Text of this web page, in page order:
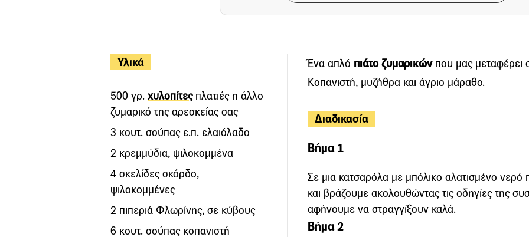
Υλικά
500 γρ. χυλοπίτεςπλατιές η άλλο
ζυμαρικό της αρεσκείας σας
3 κoυτ. σούπας ε.π. ελαιόλαδο
2 κρεμμύδια, ψιλοκομμένα
4 σκελίδες σκόρδο,
ψιλοκομμένες
2 πιπεριά Φλωρίνης, σε κύβους
6 κουτ. σούπας κοπανιστή
Ένα απλό πιάτο ζυμαρικώνπου μας μεταφέρει
Κοπανιστή, μυζήθρα και άγριο μάραθο.
Διαδικασία
Βήμα 1
Σε μια κατσαρόλα με μπόλικο αλατισμένο νερό
και βράζουμε ακολουθώντας τις οδηγίες της
αφήνουμε να στραγγίξουν καλά.
Βήμα 2